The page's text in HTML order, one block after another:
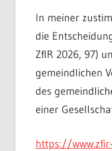
In meiner
die
ZfIR 2026, 97)
gemeindlichen
des
einer
https://